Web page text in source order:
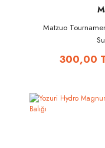
Matzuo
300,00